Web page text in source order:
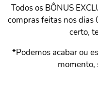
Todos os BÔNUS
compras feitas nos
certo,
*Podemos acabar ou
momento,